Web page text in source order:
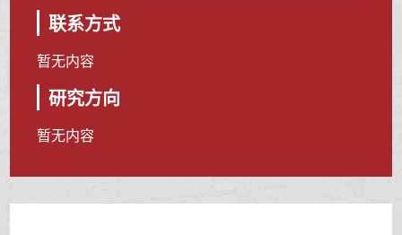
联系方式
暂无内容
研究方向
暂无内容